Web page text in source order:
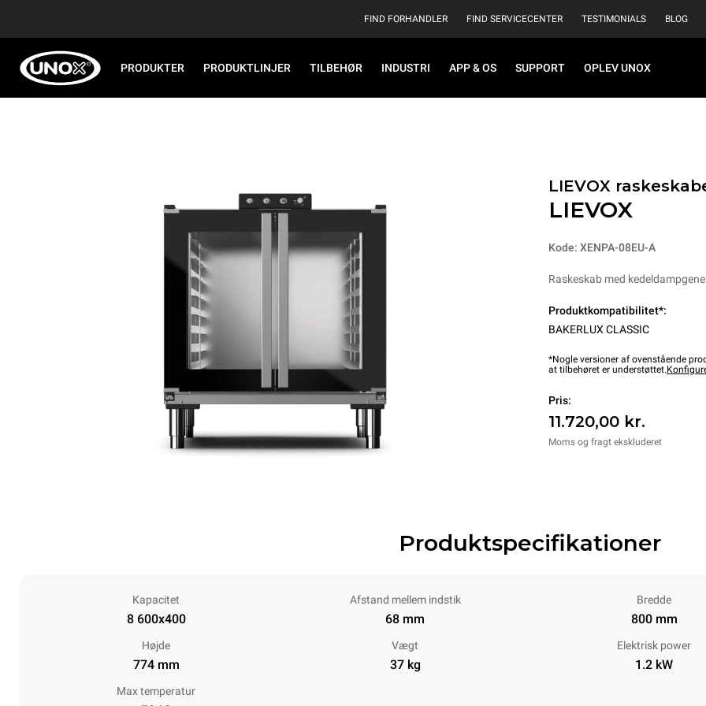
FIND FORHANDLER FIND SERVICECENTER TESTIMONIALS BLOG
PRODUKTER PRODUKTLINJER TILBEHØR INDUSTRI APP & OS SUPPORT OPLEV UNOX
LIEVOX
LIEVOX
Kode: XENPA-08EU-A
Raskeskab med
Produktkompatibilitet*:
BAKERLUX CLASSIC
*Nogle versioner af ovenstående
at tilbehøret er understøttet.
Pris:
11.720,00 kr.
Moms og fragt ekskluderet
Produktspecifikationer
Kapacitet
8 600x400
Afstand mellem indstik
68 mm
Bredde
800 mm
Højde
774 mm
Vægt
37 kg
Elektrisk power
1.2 kW
Max temperatur